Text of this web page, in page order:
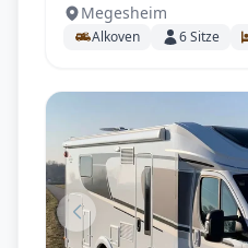
Markise,
Megesheim
Alkoven 6Sitze